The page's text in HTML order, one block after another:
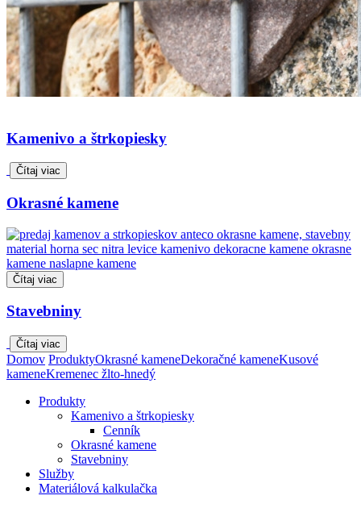
Kamenivo a štrkopiesky
Čítaj viac
Okrasné kamene
Čítaj viac
Stavebniny
Čítaj viac
Domov ProduktyOkrasné kameneDekoračné kameneKusové
kameneKremenec žlto-hnedý
Produkty
Kamenivo a štrkopiesky
Cenník
Okrasné kamene
Stavebniny
Služby
Materiálová kalkulačka